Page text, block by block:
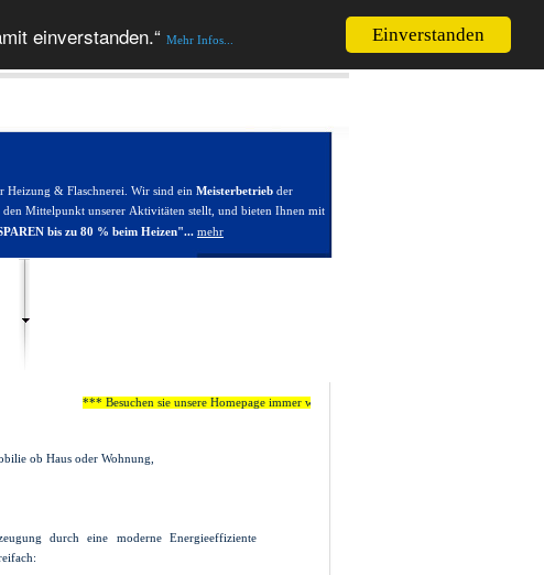
Einverstanden
einverstanden.“ Mehr Infos...
Heizung & Flaschnerei. Wir sind ein Meisterbetrieb der
Mittelpunkt unserer Aktivitäten stellt, und bieten Ihnen mit
bis zu 80 % beim Heizen"... mehr
*** Besuchen sie unsere Homepage immer wieder einmal. Die Gesetzeslage ändert sich
ob Haus oder Wohnung,
durch eine moderne Energieeffiziente